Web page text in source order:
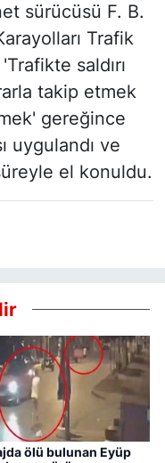
sürücüsü F. B.
Trafik
saldırı
takip etmek
gereğince
uygulandı ve
el konuldu.
ölü bulunan Eyüp